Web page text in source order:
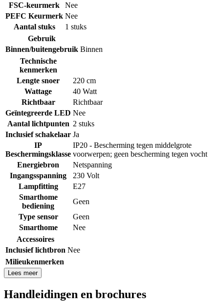
FSC-keurmerk
Nee
PEFC Keurmerk Nee
Aantal stuks
1 stuks
Gebruik
Binnen/buitengebruik Binnen
Technische
kenmerken
Lengte snoer
220 cm
Wattage
40 Watt
Richtbaar
Richtbaar
Geïntegreerde LED Nee
Aantal lichtpunten 2 stuks
Inclusief schakelaar Ja
IP
Beschermingsklasse
IP20 - Bescherming tegen middelgrote
voorwerpen; geen bescherming tegen vocht
Energiebron
Netspanning
Ingangsspanning
230 Volt
Lampfitting
E27
Smarthome
bediening
Geen
Type sensor
Geen
Smarthome
Nee
Accessoires
Inclusief lichtbron Nee
Milieukenmerken
Lees meer
Handleidingen en brochures